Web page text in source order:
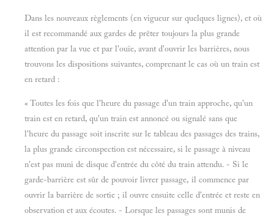
Dans les nouveaux règlements (en vigueur sur quelques lignes), et où
il est recommandé aux gardes de prêter toujours la plus grande
attention par la vue et par l'ouïe, avant d'ouvrir les barrières, nous
trouvons les dispositions suivantes, comprenant le cas où un train est
en retard :
« Toutes les fois que l'heure du passage d'un train approche, qu'un
train est en retard, qu'un train est annoncé ou signalé sans que
l'heure du passage soit inscrite sur le tableau des passages des trains,
la plus grande circonspection est nécessaire, si le passage à niveau
n'est pas muni de disque d'entrée du côté du train attendu. - Si le
garde-barrière est sûr de pouvoir livrer passage, il commence par
ouvrir la barrière de sortie ; il ouvre ensuite celle d'entrée et reste en
observation et aux écoutes. - Lorsque les passages sont munis de